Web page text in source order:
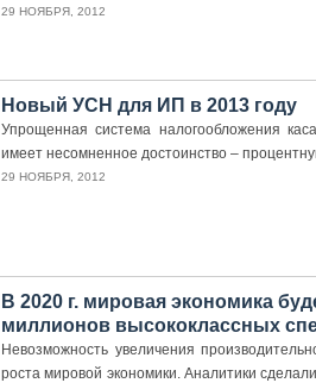
29 НОЯБРЯ, 2012
Новый УСН для ИП в 2013 году
Упрощенная система налогообложения
имеет несомненное достоинство –
29 НОЯБРЯ, 2012
В 2020 г. мировая экономика
миллионов высококлассных
Невозможность увеличения
роста мировой экономики. Аналитики